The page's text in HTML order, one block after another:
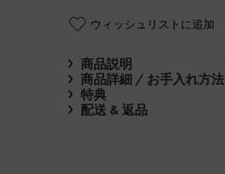
ウィッシュリストに追加
商品説明
商品詳細 / お手入れ方法
特典
配送 & 返品